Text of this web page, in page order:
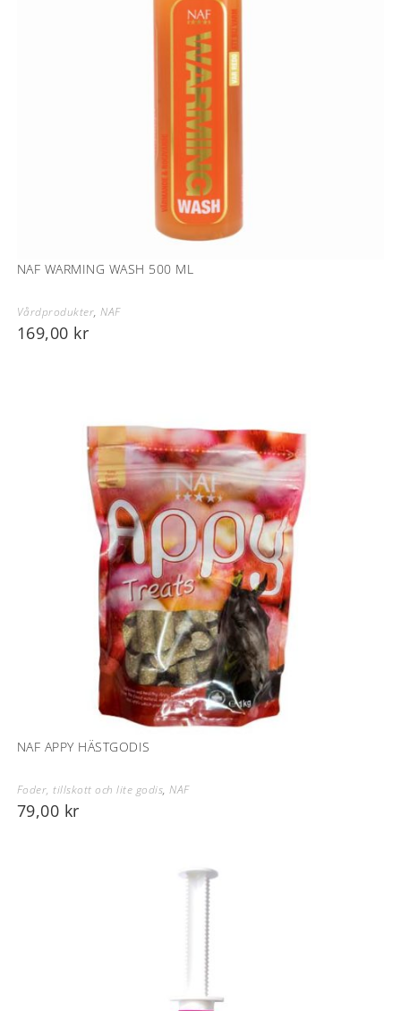
NAF WARMING WASH 500 ML
Vårdprodukter,NAF
169,00 kr
NAF APPY HÄSTGODIS
Foder, tillskott och lite godis,NAF
79,00 kr